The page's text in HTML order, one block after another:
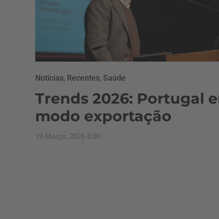
Notícias, Recentes, Saúde
Trends 2026: Portugal
modo exportação
19 Março, 2026 8:00